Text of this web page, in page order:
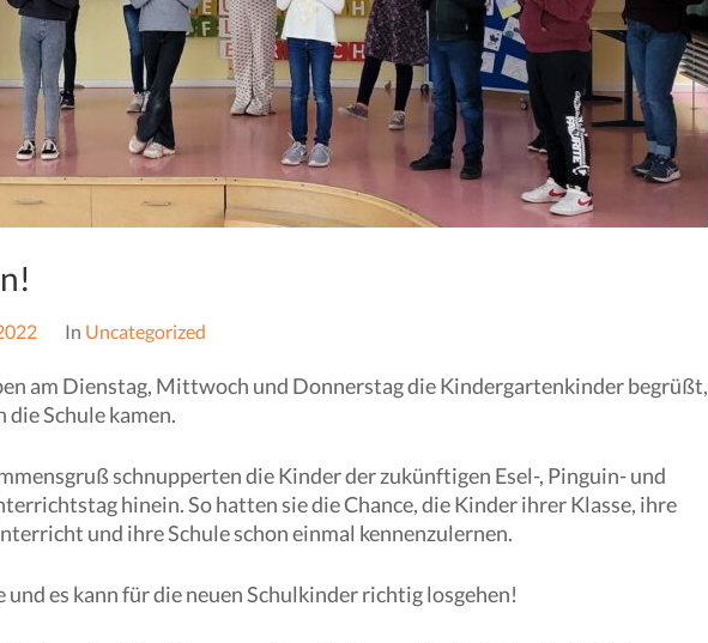
In Uncategorized
am Dienstag, Mittwoch und Donnerstag die Kindergartenkinder begrüßt,
Schule kamen.
schnupperten die Kinder der zukünftigen Esel-, Pinguin- und
hinein. So hatten sie die Chance, die Kinder ihrer Klasse, ihre
und ihre Schule schon einmal kennenzulernen.
es kann für die neuen Schulkinder richtig losgehen!